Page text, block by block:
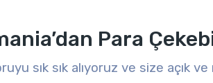
Para
sık sık alıyoruz ve size açık